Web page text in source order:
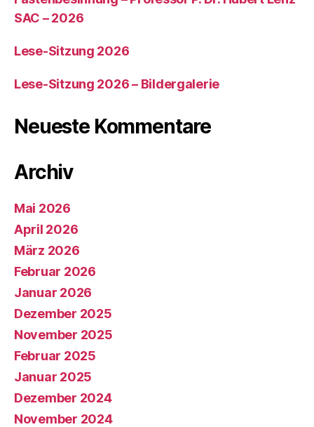
SAC – 2026
Lese-Sitzung 2026
Lese-Sitzung 2026 – Bildergalerie
Neueste Kommentare
Archiv
Mai 2026
April 2026
März 2026
Februar 2026
Januar 2026
Dezember 2025
November 2025
Februar 2025
Januar 2025
Dezember 2024
November 2024